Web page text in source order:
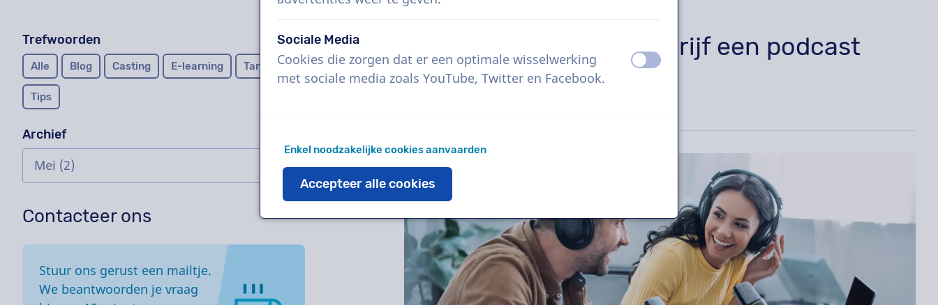
Trefwoorden
Trefwoord:
Alle Trefwoord:
Blog Trefwoord:
Casting Trefwoord:
E-learning Trefwoord:
Tarieven
Trefwoord:
Tips
Archief
Contacteer ons
Stuur ons gerust een mailtje.
We beantwoorden je vraag
Waarom heeft jouw bedrijf een podcast
nodig?
Sociale Media
Cookies die zorgen dat er een optimale wisselwerking
met sociale media zoals YouTube, Twitter en Facebook.
uit aan
Enkel noodzakelijke cookies aanvaarden
Accepteer alle cookies